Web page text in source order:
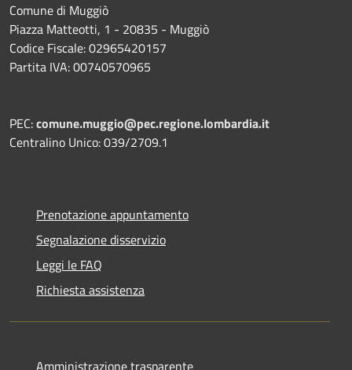
Comune di Muggiò
Piazza Matteotti, 1 - 20835 - Muggiò
Codice Fiscale: 02965420157
Partita IVA: 00740570965
PEC:comune.muggio@pec.regione.lombardia.it
Centralino Unico: 039/2709.1
Prenotazione appuntamento
Segnalazione disservizio
Leggi le FAQ
Richiesta assistenza
Amministrazione trasparente